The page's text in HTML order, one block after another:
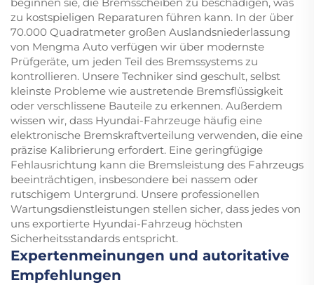
zu kostspieligen Reparaturen führen kann. In der über
70.000 Quadratmeter großen Auslandsniederlassung
von Mengma Auto verfügen wir über modernste
Prüfgeräte, um jeden Teil des Bremssystems zu
kontrollieren. Unsere Techniker sind geschult, selbst
kleinste Probleme wie austretende Bremsflüssigkeit
oder verschlissene Bauteile zu erkennen. Außerdem
wissen wir, dass Hyundai-Fahrzeuge häufig eine
elektronische Bremskraftverteilung verwenden, die eine
präzise Kalibrierung erfordert. Eine geringfügige
Fehlausrichtung kann die Bremsleistung des Fahrzeugs
beeinträchtigen, insbesondere bei nassem oder
rutschigem Untergrund. Unsere professionellen
Wartungsdienstleistungen stellen sicher, dass jedes von
uns exportierte Hyundai-Fahrzeug höchsten
Sicherheitsstandards entspricht.
Expertenmeinungen und autoritative
Empfehlungen